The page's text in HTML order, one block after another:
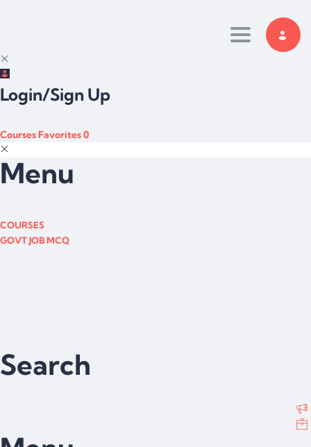
Toggle
Login/Sign Up
CoursesFavorites0
Menu
COURSES
GOVT JOB MCQ
Search